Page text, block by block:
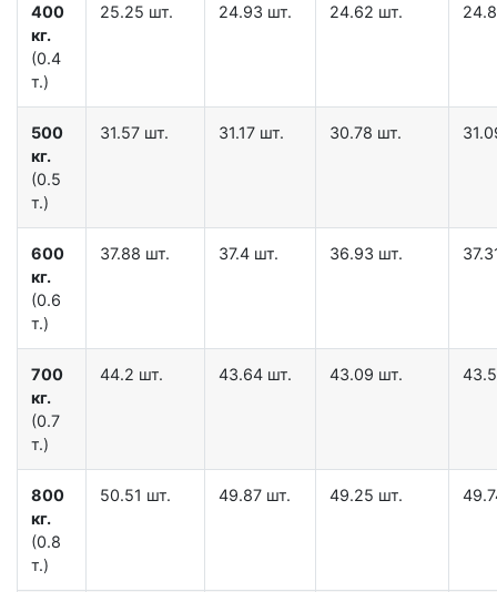
400
кг.
(0.4
т.)
25.25 шт. 24.93 шт. 24.62 шт.
500
кг.
(0.5
т.)
31.57 шт. 31.17 шт. 30.78 шт.
600
кг.
(0.6
т.)
37.88 шт. 37.4 шт. 36.93 шт.
700
кг.
(0.7
т.)
44.2 шт. 43.64 шт. 43.09 шт.
800
кг.
(0.8
т.)
50.51 шт. 49.87 шт. 49.25 шт.